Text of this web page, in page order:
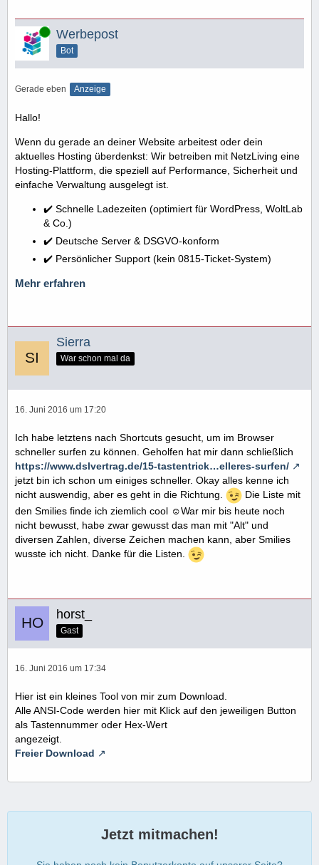
Online Werbepost
Bot
Gerade eben Anzeige
Hallo!
Wenn du gerade an deiner Website arbeitest oder dein
aktuelles Hosting überdenkst: Wir betreiben mit NetzLiving eine
Hosting-Plattform, die speziell auf Performance, Sicherheit und
einfache Verwaltung ausgelegt ist.
✔️ Schnelle Ladezeiten (optimiert für WordPress, WoltLab
& Co.)
✔️ Deutsche Server & DSGVO-konform
✔️ Persönlicher Support (kein 0815-Ticket-System)
Mehr erfahren
Sierra
War schon mal da
16. Juni 2016 um 17:20
Ich habe letztens nach Shortcuts gesucht, um im Browser
schneller surfen zu können. Geholfen hat mir dann schließlich
https://www.dslvertrag.de/15-tastentrick…elleres-surfen/
jetzt bin ich schon um einiges schneller. Okay alles kenne ich
nicht auswendig, aber es geht in die Richtung.
Die Liste mit
den Smilies finde ich ziemlich cool ☺War mir bis heute noch
nicht bewusst, habe zwar gewusst das man mit "Alt" und
diversen Zahlen, diverse Zeichen machen kann, aber Smilies
wusste ich nicht. Danke für die Listen.
horst_
Gast
16. Juni 2016 um 17:34
Hier ist ein kleines Tool von mir zum Download.
Alle ANSI-Code werden hier mit Klick auf den jeweiligen Button
als Tastennummer oder Hex-Wert
angezeigt.
Freier Download
Jetzt mitmachen!